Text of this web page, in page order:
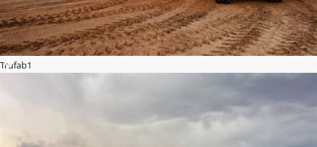
Trufab1